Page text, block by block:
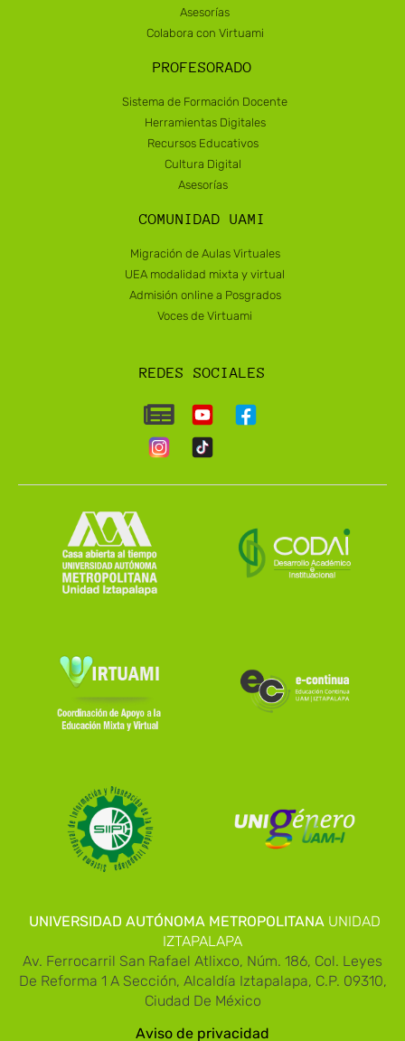
Asesorías
Colabora con Virtuami
PROFESORADO
Sistema de Formación Docente
Herramientas Digitales
Recursos Educativos
Cultura Digital
Asesorías
COMUNIDAD UAMI
Migración de Aulas Virtuales
UEA modalidad mixta y virtual
Admisión online a Posgrados
Voces de Virtuami
REDES SOCIALES
UNIVERSIDAD AUTÓNOMA METROPOLITANA UNIDAD
IZTAPALAPA
Av. Ferrocarril San Rafael Atlixco, Núm. 186, Col. Leyes
De Reforma 1 A Sección, Alcaldía Iztapalapa, C.P. 09310,
Ciudad De México
Aviso de privacidad